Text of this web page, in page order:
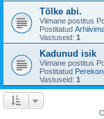
Tõlke abi.
Viimane postitus
Postitatud
Vastuseid: 1
Kadunud isik
Viimane postitus
Postitatud
Vastuseid: 1